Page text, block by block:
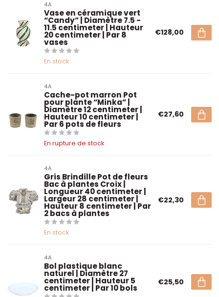
4A
Vase en céramique vert
“Candy” | Diamètre 7.5 -
11.5 centimeter | Hauteur
20 centimeter | Par 8
vases
En stock
€128,00
4A
Cache-pot marron Pot
pour plante “Minka” |
Diamètre 12 centimeter |
Hauteur 10 centimeter |
Par 6 pots de fleurs
En rupture de stock
€27,60
4A
Gris Brindille Pot de fleurs
Bac à plantes Croix |
Longueur 40 centimeter |
Largeur 28 centimeter |
Hauteur 8 centimeter | Par
2 bacs à plantes
En stock
€22,30
4A
Bol plastique blanc
naturel | Diamètre 27
centimeter | Hauteur 5
centimeter | Par 10 bols
€25,50